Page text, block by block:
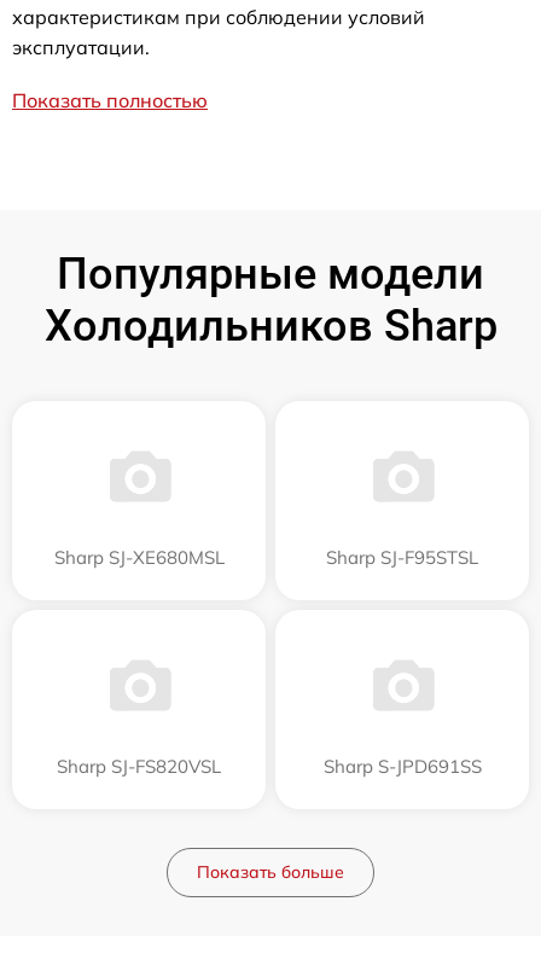
характеристикам при соблюдении условий
эксплуатации.
Показать полностью
Популярные модели
Холодильников Sharp
Sharp SJ-XE680MSL Sharp SJ-F95STSL
Sharp SJ-FS820VSL Sharp S-JPD691SS
Показать больше